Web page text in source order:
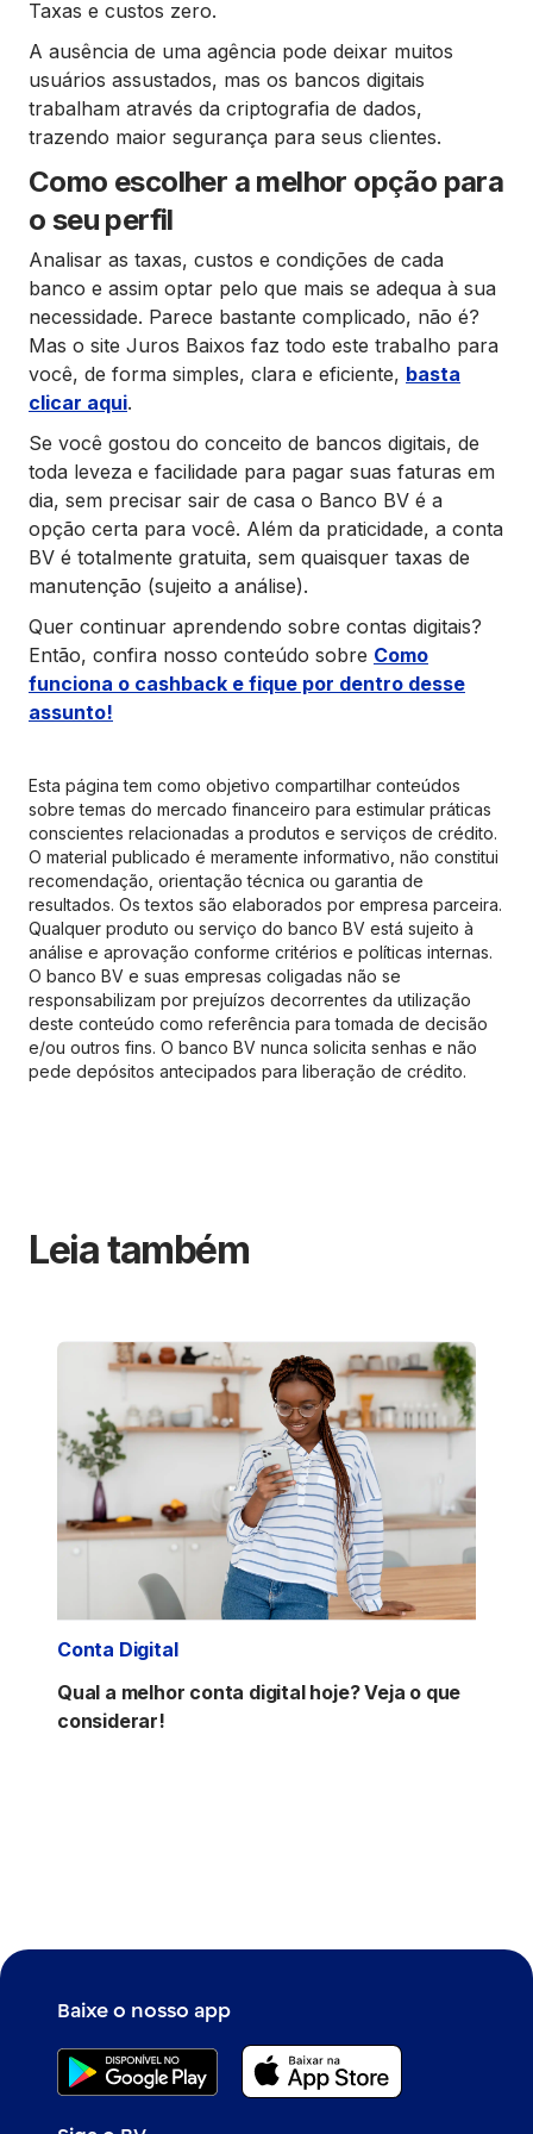
Taxas e custos zero.
A ausência de uma agência pode deixar muitos
usuários assustados, mas os bancos digitais
trabalham através da criptografia de dados,
trazendo maior segurança para seus clientes.
Como escolher a melhor opção para
o seu perfil
Analisar as taxas, custos e condições de cada
banco e assim optar pelo que mais se adequa à sua
necessidade. Parece bastante complicado, não é?
Mas o site Juros Baixos faz todo este trabalho para
você, de forma simples, clara e eficiente, basta
clicar aqui.
Se você gostou do conceito de bancos digitais, de
toda leveza e facilidade para pagar suas faturas em
dia, sem precisar sair de casa o Banco BV é a
opção certa para você. Além da praticidade, a conta
BV é totalmente gratuita, sem quaisquer taxas de
manutenção (sujeito a análise).
Quer continuar aprendendo sobre contas digitais?
Então, confira nosso conteúdo sobre Como
funciona o cashback e fique por dentro desse
assunto!
Esta página tem como objetivo compartilhar conteúdos
sobre temas do mercado financeiro para estimular práticas
conscientes relacionadas a produtos e serviços de crédito.
O material publicado é meramente informativo, não constitui
recomendação, orientação técnica ou garantia de
resultados. Os textos são elaborados por empresa parceira.
Qualquer produto ou serviço do banco BV está sujeito à
análise e aprovação conforme critérios e políticas internas.
O banco BV e suas empresas coligadas não se
responsabilizam por prejuízos decorrentes da utilização
deste conteúdo como referência para tomada de decisão
e/ou outros fins. O banco BV nunca solicita senhas e não
pede depósitos antecipados para liberação de crédito.
Leia também
Conta Digital
Qual a melhor conta digital hoje? Veja o que
considerar!
Baixe o nosso app